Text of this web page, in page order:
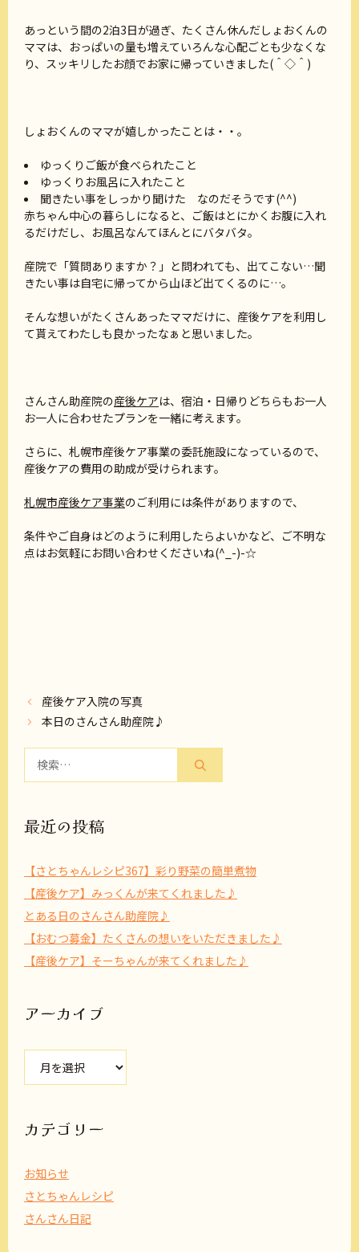
あっという間の2泊3日が過ぎ、たくさん休んだしょおくんの
ママは、おっぱいの量も増えていろんな心配ごとも少なくな
り、スッキリしたお顔でお家に帰っていきました(＾◇＾)
しょおくんのママが嬉しかったことは・・。
ゆっくりご飯が食べられたこと
ゆっくりお風呂に入れたこと
聞きたい事をしっかり聞けた なのだそうです(^^)
赤ちゃん中心の暮らしになると、ご飯はとにかくお腹に入れ
るだけだし、お風呂なんてほんとにバタバタ。
産院で「質問ありますか？」と問われても、出てこない…聞
きたい事は自宅に帰ってから山ほど出てくるのに…。
そんな想いがたくさんあったママだけに、産後ケアを利用し
て貰えてわたしも良かったなぁと思いました。
さんさん助産院の産後ケアは、宿泊・日帰りどちらもお一人
お一人に合わせたプランを一緒に考えます。
さらに、札幌市産後ケア事業の委託施設になっているので、
産後ケアの費用の助成が受けられます。
札幌市産後ケア事業のご利用には条件がありますので、
条件やご自身はどのように利用したらよいかなど、ご不明な
点はお気軽にお問い合わせくださいね(^_-)-☆
産後ケア入院の写真
本日のさんさん助産院♪
最近の投稿
【さとちゃんレシピ367】彩り野菜の簡単煮物
【産後ケア】みっくんが来てくれました♪
とある日のさんさん助産院♪
【おむつ募金】たくさんの想いをいただきました♪
【産後ケア】そーちゃんが来てくれました♪
アーカイブ
ブ
カテゴリー
お知らせ
さとちゃんレシピ
さんさん日記